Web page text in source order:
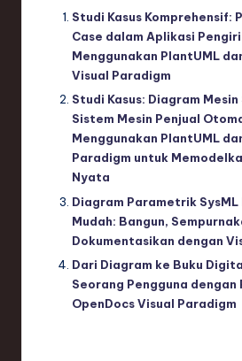
Studi Kasus Komprehensif:
Case dalam Aplikasi
Menggunakan PlantUML
Visual Paradigm
Studi Kasus: Diagram
Sistem Mesin Penjual
Menggunakan PlantUML
Paradigm untuk
Nyata
Diagram Parametrik SysML
Mudah: Bangun,
Dokumentasikan dengan
Dari Diagram ke Buku
Seorang Pengguna dengan
OpenDocs Visual Paradigm